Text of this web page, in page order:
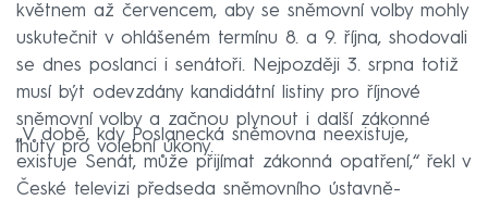
květnem až červencem, aby se sněmovní volby mohly
uskutečnit v ohlášeném termínu 8. a 9. října, shodovali
se dnes poslanci i senátoři. Nejpozději 3. srpna totiž
musí být odevzdány kandidátní listiny pro říjnové
sněmovní volby a začnou plynout i další zákonné
lhůty pro volební úkony.
„V době, kdy Poslanecká sněmovna neexistuje,
existuje Senát, může přijímat zákonná opatření,“ řekl v
České televizi předseda sněmovního ústavně-